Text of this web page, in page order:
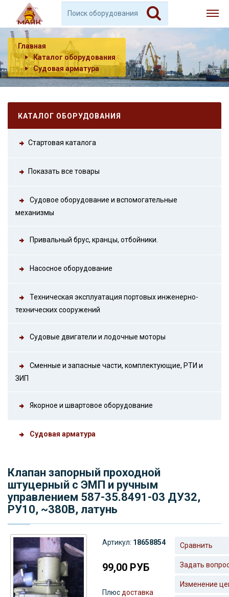
Главная
Каталог оборудования
Судовая арматура
КАТАЛОГ ОБОРУДОВАНИЯ
Стартовая каталога
Показать все товары
Судовое оборудование и вспомогательные
механизмы
Привальный брус, кранцы, отбойники.
Насосное оборудование
Техническая эксплуатация портовых инженерно-
технических сооружений
Судовые двигатели и лодочные моторы
Сменные и запасные части, комплектующие, РТИ и
ЗИП
Якорное и швартовое оборудование
Судовая арматура
Клапан запорный проходной
штуцерный с ЭМП и ручным
управлением 587-35.8491-03 ДУ32,
РУ10, ~380В, латунь
Артикул: 18658854
99,00 РУБ
Плюс доставка
Сравнить
Задать
Изменение